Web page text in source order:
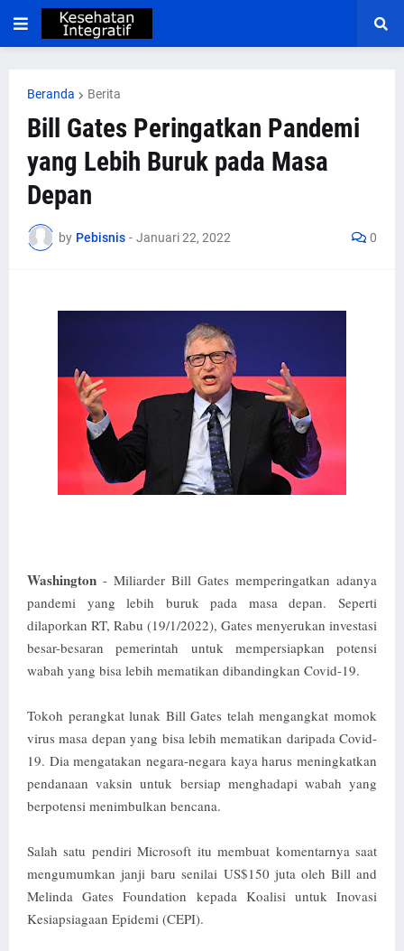
Beranda Berita
Bill Gates Peringatkan Pandemi
yang Lebih Buruk pada Masa
Depan
by Pebisnis - Januari 22, 2022 0
Washington - Miliarder Bill Gates memperingatkan adanya
pandemi yang lebih buruk pada masa depan. Seperti
dilaporkan RT, Rabu (19/1/2022), Gates menyerukan investasi
besar-besaran pemerintah untuk mempersiapkan potensi
wabah yang bisa lebih mematikan dibandingkan Covid-19.
Tokoh perangkat lunak Bill Gates telah mengangkat momok
virus masa depan yang bisa lebih mematikan daripada Covid-
19. Dia mengatakan negara-negara kaya harus meningkatkan
pendanaan vaksin untuk bersiap menghadapi wabah yang
berpotensi menimbulkan bencana.
Salah satu pendiri Microsoft itu membuat komentarnya saat
mengumumkan janji baru senilai US$150 juta oleh Bill and
Melinda Gates Foundation kepada Koalisi untuk Inovasi
Kesiapsiagaan Epidemi (CEPI).